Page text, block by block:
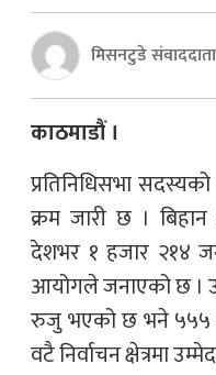
मिसनटुडे संवाददाता
काठमाडौं ।
प्रतिनिधिसभा सदस्यको
क्रम जारी छ ।
देशभर १ हजार २१४
आयोगले जनाएको छ ।
रुजु भएको छ भने ५५५
वटै निर्वाचन क्षेत्रमा